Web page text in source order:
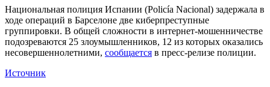
Национальная полиция Испании (Policía Nacional) задержала в
ходе операций в Барселоне две киберпреступные
группировки. В общей сложности в интернет-мошенничестве
подозреваются 25 злоумышленников, 12 из которых оказались
несовершеннолетними, сообщается в пресс-релизе полиции.
Источник